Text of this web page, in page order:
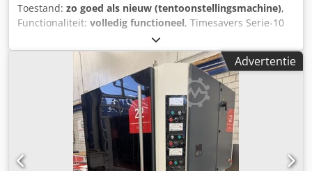
Toestand: zo goed als nieuw (tentoonstellingsmachine),
Functionaliteit: volledig functioneel, Timesavers Serie-10
Crsdpfx Afjznlyvo Ujf De Serie 10 is voorzien van een
draaibare kop en een zijde voor het snel verwisselen van
een slijpschijf. Met deze zijde verwijderen we spetters en
hoge bramen. De tweede zijde heeft een bevestiging voor
een lamellenborstel, die wordt gebruikt voor het afronden
van randen en het afwerken. Dankzij de verschillende
gereedschapsmogelijkheden is de Serie 10 een echte
allrounder en geschikt voor het verwijderen van bramen,
het afronden van randen, het afwerken en het verwijderen
Advertentie